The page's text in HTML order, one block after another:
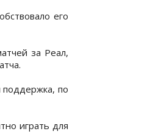
его
за Реал,
поддержка, по
играть для